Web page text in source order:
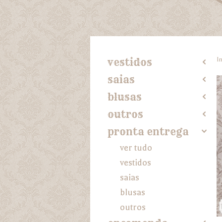
vestidos 2
saias 2
blusas 2
outros 2
pronta entrega 4
ver tudo
vestidos
saias
blusas
outros